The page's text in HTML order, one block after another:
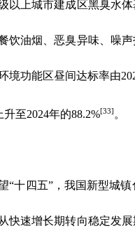
以上城市建成区黑臭水
饮油烟、恶臭异味、噪
境功能区昼间达标率由
升至2024年的88.2%[33] 。
“十四五”，我国新型城
快速增长期转向稳定发